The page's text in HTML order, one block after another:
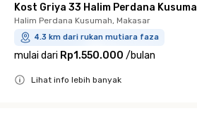
Kost Griya 33 Halim Perdana Kusuma
Halim Perdana Kusumah, Makasar
4.3 km dari rukan mutiara faza
mulai dari Rp1.550.000 /bulan
Lihat info lebih banyak